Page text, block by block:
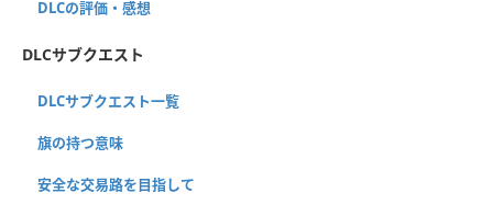
DLCの評価・感想
DLCサブクエスト
DLCサブクエスト一覧
旗の持つ意味
安全な交易路を目指して